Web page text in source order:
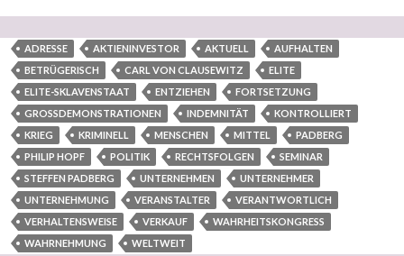
ADRESSE AKTIENINVESTOR AKTUELL
AUFHALTEN
BETRÜGERISCH
CARL VON CLAUSEWITZ
ELITE
ELITE-SKLAVENSTAAT
ENTZIEHEN
FORTSETZUNG
GROSSDEMONSTRATIONEN
INDEMNITÄT
KONTROLLIERT
KRIEG
KRIMINELL MENSCHEN MITTEL
PADBERG
PHILIP HOPF
POLITIK RECHTSFOLGEN
SEMINAR
STEFFEN PADBERG
UNTERNEHMEN
UNTERNEHMER
UNTERNEHMUNG
VERANSTALTER
VERANTWORTLICH
VERHALTENSWEISE
VERKAUF
WAHRHEITSKONGRESS
WAHRNEHMUNG
WELTWEIT